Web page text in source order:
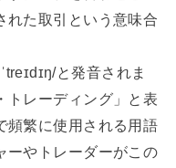
れた取引という意味合
と発音されま
トレーディング」と表
頻繁に使用される用語
ーやトレーダーがこの